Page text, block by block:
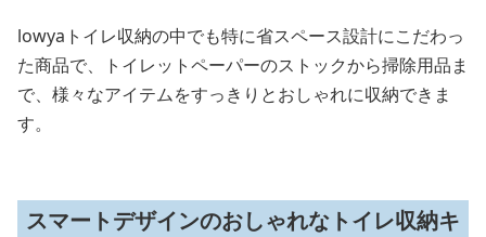
lowyaトイレ収納の中でも特に省スペース設計にこだわっ
た商品で、トイレットペーパーのストックから掃除用品ま
で、様々なアイテムをすっきりとおしゃれに収納できま
す。
スマートデザインのおしゃれなトイレ収納キ